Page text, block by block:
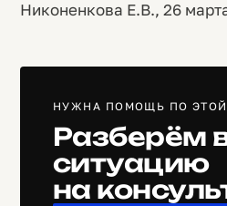
Никоненкова Е.В., 26
НУЖНА ПОМОЩЬ ПО ЭТОЙ
Разберём
ситуацию
на